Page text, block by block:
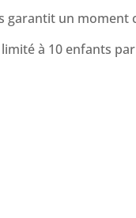
garantit un moment
à 10 enfants